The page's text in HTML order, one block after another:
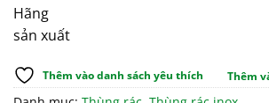
Hãng
sản xuất
Thêm vào danh sách yêu thích Thêm